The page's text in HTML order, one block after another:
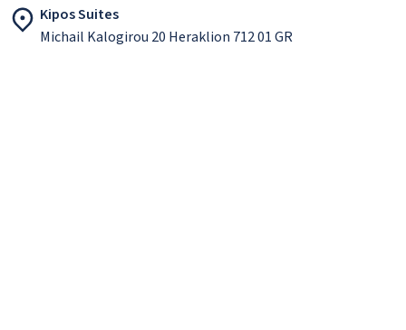
Kipos Suites
Michail Kalogirou 20 Heraklion 712 01 GR